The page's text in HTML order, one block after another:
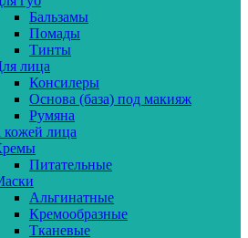
Бальзамы
Помады
Тинты
лица
Консилеры
Основа (база) под макияж
Румяна
кожей лица
Питательные
Альгинатные
Кремообразные
Тканевые